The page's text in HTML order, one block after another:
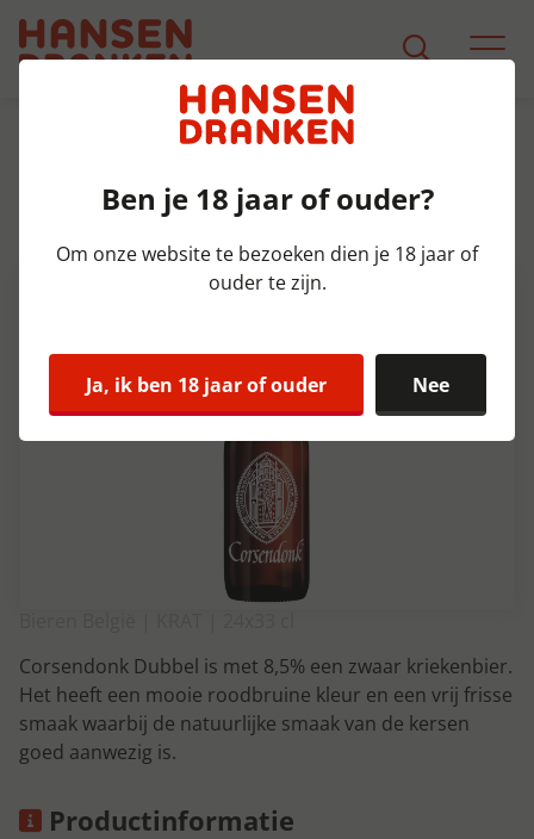
Product Detail
Corsendonk Dubbel kriek Krat
24x33 cl 8,5%
Corsendonk Dubbel is met 8,5% een zwaar kriekenbier.
Het heeft een mooie roodbruine kleur en een vrij frisse
smaak waarbij de natuurlijke smaak van de kersen
goed aanwezig is.
Productinformatie
Ben je 18 jaar of ouder?
Om onze website te bezoeken dien je 18 jaar of
ouder te zijn.
Ja, ik ben 18 jaar of ouder Nee